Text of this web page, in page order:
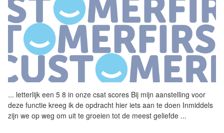
... letterlijk een 5 8 in onze csat scores Bij mijn aanstelling voor
deze functie kreeg ik de opdracht hier iets aan te doen Inmiddels
zijn we op weg om uit te groeien tot de meest geliefde ...